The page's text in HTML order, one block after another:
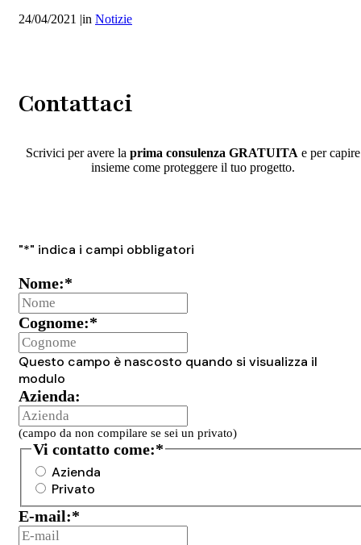
24/04/2021 |in Notizie
Contattaci
Scrivici per avere la prima consulenza GRATUITA e per capire
insieme come proteggere il tuo progetto.
"*" indica i campi obbligatori
Nome:*
Cognome:*
Questo campo è nascosto quando si visualizza il
modulo
Azienda:
(campo da non compilare se sei un privato)
Vi contatto come:*
Azienda
Privato
E-mail:*